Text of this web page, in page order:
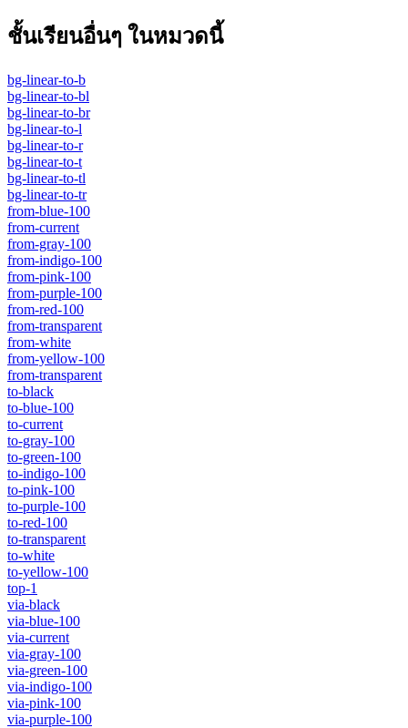
ชั้นเรียนอื่นๆ ในหมวดนี้
bg-linear-to-b
bg-linear-to-bl
bg-linear-to-br
bg-linear-to-l
bg-linear-to-r
bg-linear-to-t
bg-linear-to-tl
bg-linear-to-tr
from-blue-100
from-current
from-gray-100
from-indigo-100
from-pink-100
from-purple-100
from-red-100
from-transparent
from-white
from-yellow-100
from-transparent
to-black
to-blue-100
to-current
to-gray-100
to-green-100
to-indigo-100
to-pink-100
to-purple-100
to-red-100
to-transparent
to-white
to-yellow-100
top-1
via-black
via-blue-100
via-current
via-gray-100
via-green-100
via-indigo-100
via-pink-100
via-purple-100